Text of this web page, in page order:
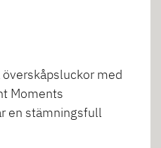
med
Moments
en stämningsfull